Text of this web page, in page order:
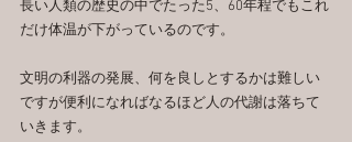
長い人類の歴史の中でたった5、60年程でもこれ
だけ体温が下がっているのです。
文明の利器の発展、何を良しとするかは難しい
ですが便利になればなるほど人の代謝は落ちて
いきます。